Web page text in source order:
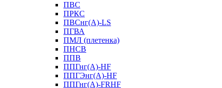
ПВС
ПРКС
ПВСнг(А)-LS
ПГВА
ПМЛ (плетенка)
ПНСВ
ППВ
ППГнг(А)-HF
ППГЭнг(А)-HF
ППГнг(А)-FRHF